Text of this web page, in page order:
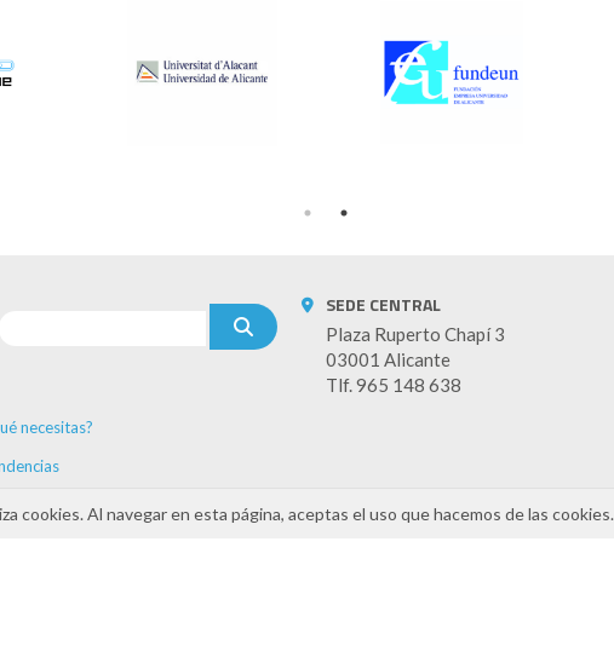
necesitas?
SEDE CENTRAL
Plaza Ruperto Chapí 3
03001 Alicante
Tlf. 965 148 638
cookies. Al navegar en esta página, aceptas el uso que hacemos de las cookies.